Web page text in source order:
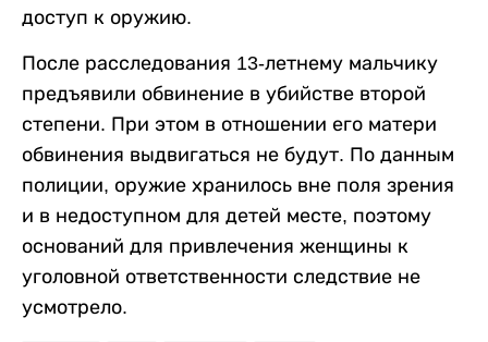
доступ к оружию.
После расследования 13-летнему мальчику
предъявили обвинение в убийстве второй
степени. При этом в отношении его матери
обвинения выдвигаться не будут. По данным
полиции, оружие хранилось вне поля зрения
и в недоступном для детей месте, поэтому
оснований для привлечения женщины к
уголовной ответственности следствие не
усмотрело.